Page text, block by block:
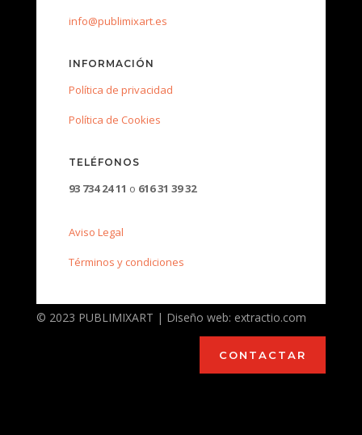
info@publimixart.es
INFORMACIÓN
Política de privacidad
Política de Cookies
TELÉFONOS
93 734 24 11 o 616 31 39 32
Aviso Legal
Términos y condiciones
© 2023 PUBLIMIXART | Diseño web: extractio.com
CONTACTAR